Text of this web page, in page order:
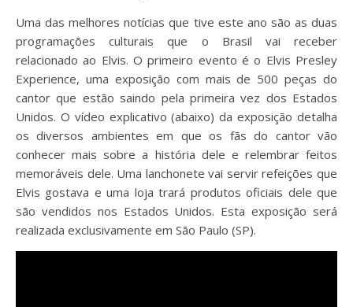
Uma das melhores notícias que tive este ano são as duas
programações culturais que o Brasil vai receber
relacionado ao Elvis. O primeiro evento é o Elvis Presley
Experience, uma exposição com mais de 500 peças do
cantor que estão saindo pela primeira vez dos Estados
Unidos. O vídeo explicativo (abaixo) da exposição detalha
os diversos ambientes em que os fãs do cantor vão
conhecer mais sobre a história dele e relembrar feitos
memoráveis dele. Uma lanchonete vai servir refeições que
Elvis gostava e uma loja trará produtos oficiais dele que
são vendidos nos Estados Unidos. Esta exposição será
realizada exclusivamente em São Paulo (SP).